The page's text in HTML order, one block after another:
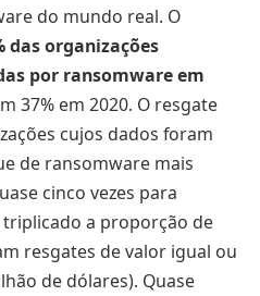
do mundo real. O
das organizações
por ransomware em
37% em 2020. O resgate
cujos dados foram
de ransomware mais
cinco vezes para
a proporção de
resgates de valor igual ou
de dólares). Quase